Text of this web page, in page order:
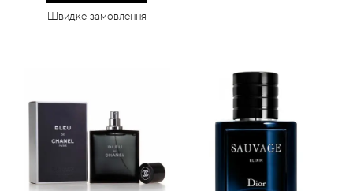
Швидке замовлення